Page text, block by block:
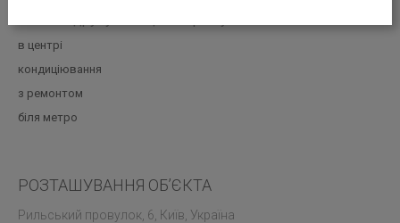
в центрі
кондиціювання
з ремонтом
біля метро
РОЗТАШУВАННЯ ОБ’ЄКТА
Рильський провулок, 6, Київ, Україна